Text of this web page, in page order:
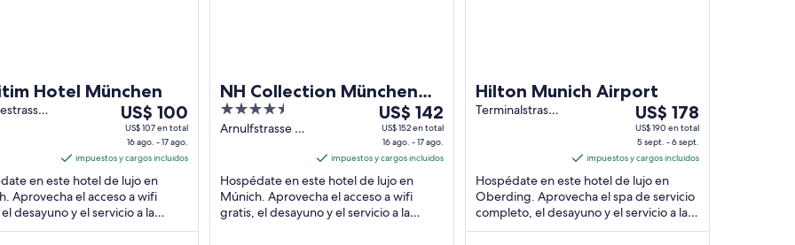
Hotel München
Del
16
ago
al
17
ago,
el
US$ 100
US$ 107 en total
16 ago. - 17 ago.
impuestos y cargos incluidos
en este hotel de lujo en
Aprovecha el acceso a wifi
desayuno y el servicio a la
Nuestros huéspedes
NH Collection München
Bavaria
4.5
out
Arnulfstrasse 2
Del
16
ago
al
17
ago,
el
US$ 142
US$ 152 en total
16 ago. - 17 ago.
impuestos y cargos incluidos
Hospédate en este hotel de lujo en
Múnich. Aprovecha el acceso a wifi
gratis, el desayuno y el servicio a la
Hilton Munich Airport
Terminalstrasse
Del
5
sept
al
6
sept,
el
US$ 178
US$ 190 en total
5 sept. - 6 sept.
impuestos y cargos incluidos
Hospédate en este hotel de lujo en
Oberding. Aprovecha el spa de servicio
completo, el desayuno y el servicio a la
habitación las 24 horas. Nuestros